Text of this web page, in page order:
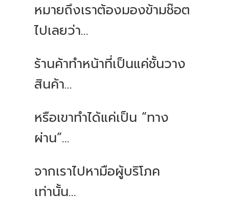
หมายถึงเราต้องมองข้ามช๊อต
ไปเลยว่า...
ร้านค้าทำหน้าที่เป็นแค่ชั้นวาง
สินค้า...
หรือเขาทำได้แค่เป็น “ทาง
ผ่าน”...
จากเราไปหามือผู้บริโภค
เท่านั้น...